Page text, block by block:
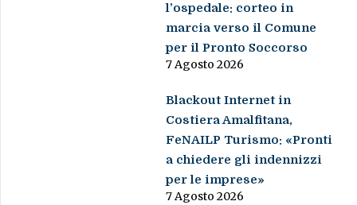
l’ospedale: corteo in
marcia verso il Comune
per il Pronto Soccorso
7 Agosto 2026
Blackout Internet in
Costiera Amalfitana,
FeNAILP Turismo: «Pronti
a chiedere gli indennizzi
per le imprese»
7 Agosto 2026